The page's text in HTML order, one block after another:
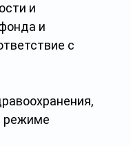
и
и
с
режиме